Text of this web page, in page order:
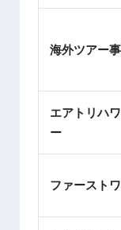
海外ツアー
エアトリハ
ー
ファースト